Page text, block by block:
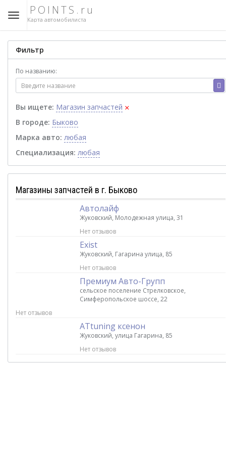
POINTS.ru
Карта автомобилиста
Фильтр
По названию:
Вы ищете: Магазин запчастей ×
В городе: Быково
Марка авто: любая
Специализация: любая
Магазины запчастей в г. Быково
Автолайф
Жуковский, Молодежная улица, 31
Нет отзывов
Exist
Жуковский, Гагарина улица, 85
Нет отзывов
Премиум Авто-Групп
сельское поселение Стрелковское,
Симферопольское шоссе, 22
Нет отзывов
ATtuning ксенон
Жуковский, улица Гагарина, 85
Нет отзывов